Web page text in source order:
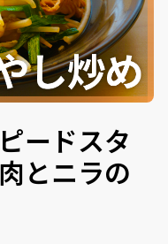
ードスタ
とニラの